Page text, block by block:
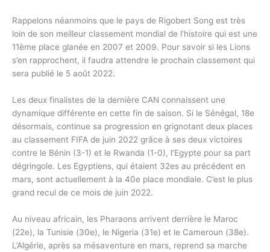
Rappelons néanmoins que le pays de Rigobert Song est très
loin de son meilleur classement mondial de l’histoire qui est une
11ème place glanée en 2007 et 2009. Pour savoir si les Lions
s’en rapprochent, il faudra attendre le prochain classement qui
sera publié le 5 août 2022.
Les deux finalistes de la dernière CAN connaissent une
dynamique différente en cette fin de saison. Si le Sénégal, 18e
désormais, continue sa progression en grignotant deux places
au classement FIFA de juin 2022 grâce à ses deux victoires
contre le Bénin (3-1) et le Rwanda (1-0), l’Egypte pour sa part
dégringole. Les Egyptiens, qui étaient 32es au précédent en
mars, sont actuellement à la 40e place mondiale. C’est le plus
grand recul de ce mois de juin 2022.
Au niveau africain, les Pharaons arrivent derrière le Maroc
(22e), la Tunisie (30e), le Nigeria (31e) et le Cameroun (38e).
L’Algérie, après sa mésaventure en mars, reprend sa marche